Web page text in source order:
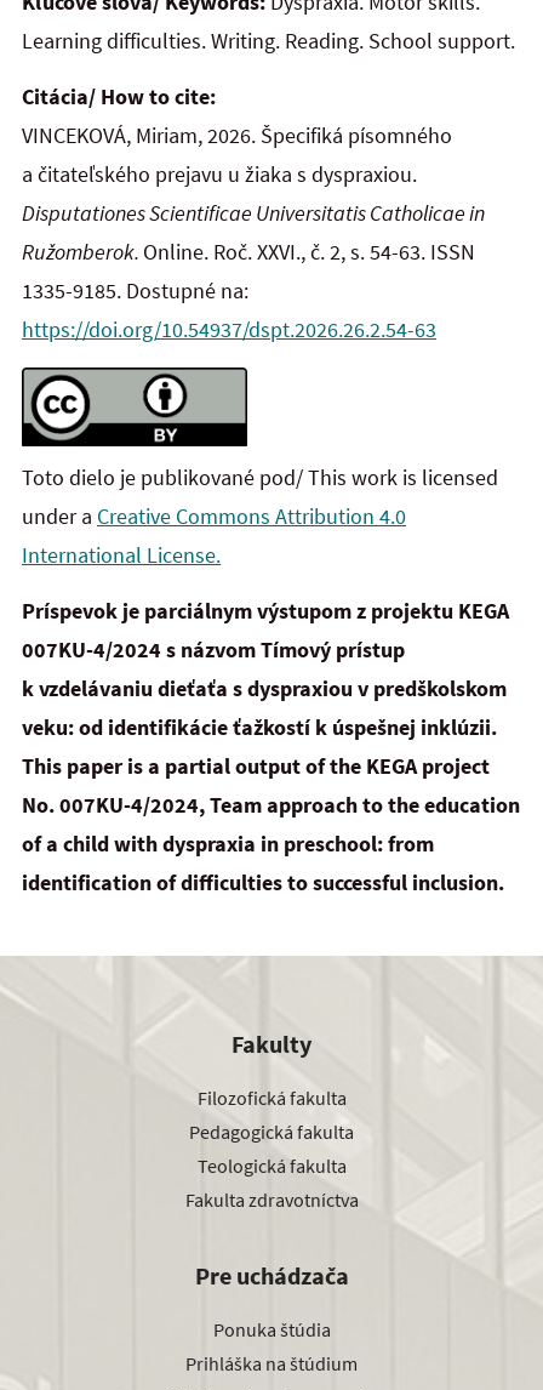
Learning difficulties. Writing. Reading. School support.
Citácia/ How to cite:
VINCEKOVÁ, Miriam, 2026. Špecifiká písomného
a čitateľského prejavu u žiaka s dyspraxiou.
Disputationes Scientificae Universitatis Catholicae in
Ružomberok. Online. Roč. XXVI., č. 2, s. 54-63. ISSN
1335-9185. Dostupné na:
https://doi.org/10.54937/dspt.2026.26.2.54-63
Toto dielo je publikované pod/ This work is licensed
under a Creative Commons Attribution 4.0
International License.
Príspevok je parciálnym výstupom z projektu KEGA
007KU-4/2024 s názvom Tímový prístup
k vzdelávaniu dieťaťa s dyspraxiou v predškolskom
veku: od identifikácie ťažkostí k úspešnej inklúzii.
This paper is a partial output of the KEGA project
No. 007KU-4/2024, Team approach to the education
ofa child with dyspraxia in preschool: from
identification of difficulties to successful inclusion.
Fakulty
Filozofická fakulta
Pedagogická fakulta
Teologická fakulta
Fakulta zdravotníctva
Pre uchádzača
Ponuka štúdia
Prihláška na štúdium